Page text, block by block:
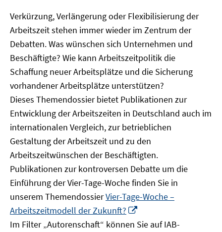
Verkürzung, Verlängerung oder Flexibilisierung der
Arbeitszeit stehen immer wieder im Zentrum der
Debatten. Was wünschen sich Unternehmen und
Beschäftigte? Wie kann Arbeitszeitpolitik die
Schaffung neuer Arbeitsplätze und die Sicherung
vorhandener Arbeitsplätze unterstützen?
Dieses Themendossier bietet Publikationen zur
Entwicklung der Arbeitszeiten in Deutschland auch im
internationalen Vergleich, zur betrieblichen
Gestaltung der Arbeitszeit und zu den
Arbeitszeitwünschen der Beschäftigten.
Publikationen zur kontroversen Debatte um die
Einführung der Vier-Tage-Woche finden Sie in
unserem ThemendossierVier-Tage-Woche –
Arbeitszeitmodell der Zukunft?
neuem
Im Filter „Autorenschaft“ können Sie auf IAB-